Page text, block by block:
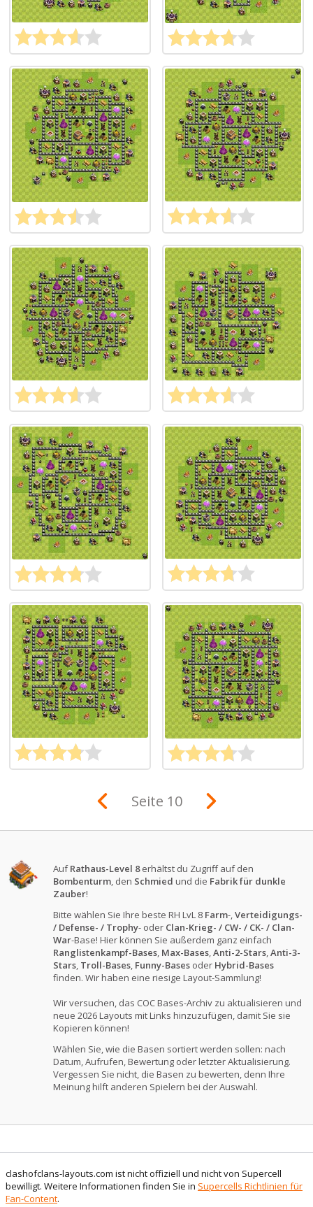
Seite 10
AufRathaus-Level 8erhältst du Zugriff auf den
Bombenturm, den Schmied und die Fabrik für dunkle
Zauber!
Bitte wählen Sie Ihre beste RH LvL 8 Farm-,Verteidigungs-
/ Defense- / Trophy- oder Clan-Krieg- / CW- / CK- / Clan-
War-Base! Hier können Sie außerdem ganz einfach
Ranglistenkampf-Bases, Max-Bases,Anti-2-Stars,Anti-3-
Stars, Troll-Bases, Funny-Bases oder Hybrid-Bases
finden. Wir haben eine riesige Layout-Sammlung!
Wir versuchen, das COC Bases-Archiv zu aktualisieren und
neue 2026 Layouts mit Links hinzuzufügen, damit Sie sie
Kopieren können!
Wählen Sie, wie die Basen sortiert werden sollen: nach
Datum, Aufrufen, Bewertung oder letzter Aktualisierung.
Vergessen Sie nicht, die Basen zu bewerten, denn Ihre
Meinung hilft anderen Spielern bei der Auswahl.
clashofclans-layouts.com ist nicht offiziell und nicht von Supercell
bewilligt. Weitere Informationen finden Sie in Supercells Richtlinien für
Fan-Content.